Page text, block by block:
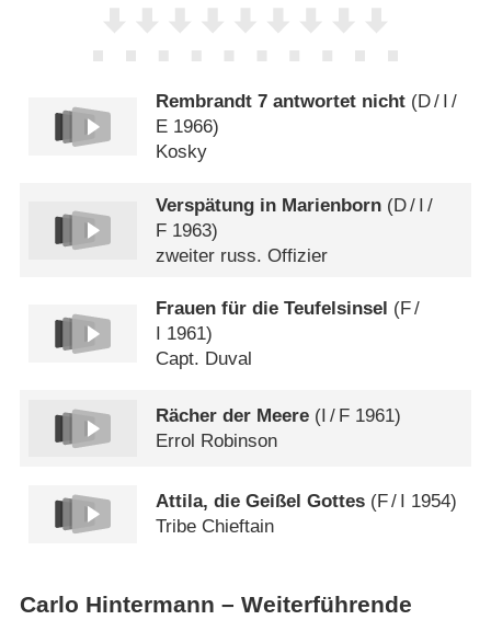
Rembrandt 7 antwortet nicht (D/ /
E 1966)
Kosky
Verspätung in Marienborn (D/ I /
F 1963)
zweiter russ. Offizier
Frauen für die Teufelsinsel (F/
1961)
Capt. Duval
Rächer der Meere (I / F 1961)
Errol Robinson
Attila, die Geißel Gottes (F/
1954)
Tribe Chieftain
Carlo Hintermann – Weiterführende